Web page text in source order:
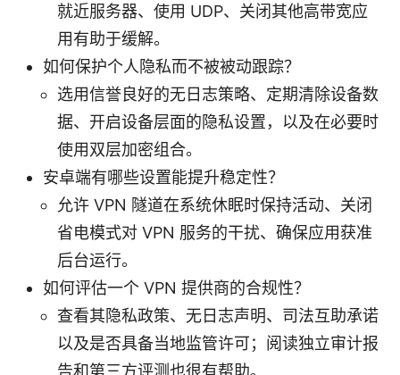
就近服务器、使用 UDP、关闭其他高带宽应
用有助于缓解。
如何保护个人隐私而不被被动跟踪？
选用信誉良好的无日志策略、定期清除设备数
据、开启设备层面的隐私设置，以及在必要时
使用双层加密组合。
安卓端有哪些设置能提升稳定性？
允许 VPN 隧道在系统休眠时保持活动、关闭
省电模式对 VPN 服务的干扰、确保应用获准
后台运行。
如何评估一个 VPN 提供商的合规性？
查看其隐私政策、无日志声明、司法互助承诺
以及是否具备当地监管许可；阅读独立审计报
告和第三方评测也很有帮助。